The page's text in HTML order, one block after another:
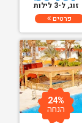
זוג, ל-3 לילות
פרטים
24%
הנחה